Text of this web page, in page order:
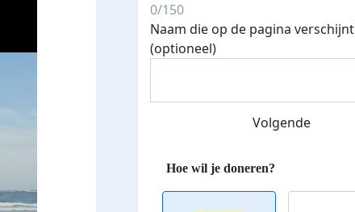
0/150
Naam die op de pagina verschijnt
(optioneel)
Volgende